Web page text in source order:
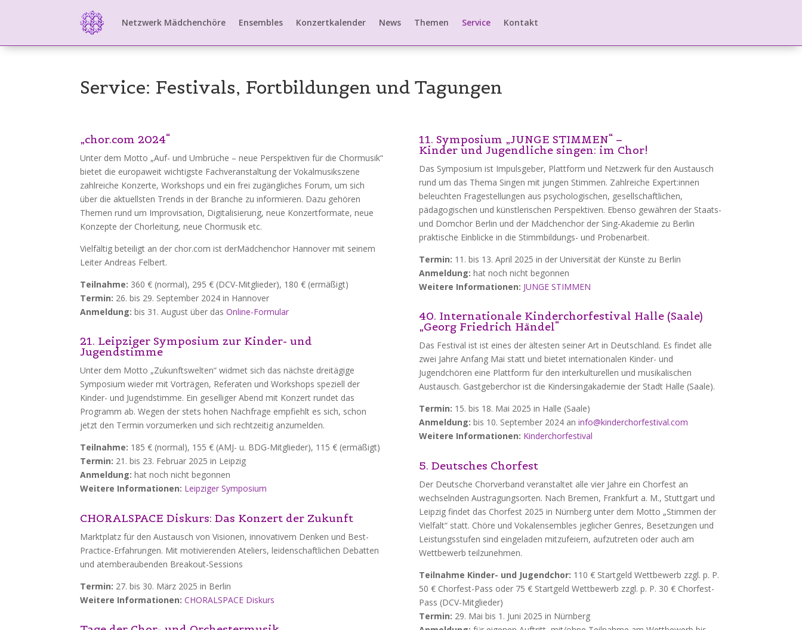
Netzwerk Mädchenchöre Ensembles Konzertkalender News Themen Service Kontakt
Service: Festivals, Fortbildungen und Tagungen
„chor.com 2024“
Unter dem Motto „Auf- und Umbrüche – neue Perspektiven für die Chormusik“
bietet die europaweit wichtigste Fachveranstaltung der Vokalmusikszene
zahlreiche Konzerte, Workshops und ein frei zugängliches Forum, um sich
über die aktuellsten Trends in der Branche zu informieren. Dazu gehören
Themen rund um Improvisation, Digitalisierung, neue Konzertformate, neue
Konzepte der Chorleitung, neue Chormusik etc.
Vielfältig beteiligt an der chor.com ist derMädchenchor Hannover mit seinem
Leiter Andreas Felbert.
Teilnahme: 360 € (normal), 295 € (DCV-Mitglieder), 180 € (ermäßigt)
Termin: 26. bis 29. September 2024 in Hannover
Anmeldung: bis 31. August über dasOnline-Formular
21. Leipziger Symposium zur Kinder- und
Jugendstimme
Unter dem Motto „Zukunftswelten“ widmet sich das nächste dreitägige
Symposium wieder mit Vorträgen, Referaten und Workshops speziell der
Kinder- und Jugendstimme. Ein geselliger Abend mit Konzert rundet das
Programm ab. Wegen der stets hohen Nachfrage empfiehlt es sich, schon
jetzt den Termin vorzumerken und sich rechtzeitig anzumelden.
Teilnahme: 185 € (normal), 155 € (AMJ- u. BDG-Mitglieder), 115 € (ermäßigt)
Termin: 21. bis 23. Februar 2025 in Leipzig
Anmeldung: hat noch nicht begonnen
Weitere Informationen: Leipziger Symposium
CHORALSPACE Diskurs: Das Konzert der Zukunft
Marktplatz für den Austausch von Visionen, innovativem Denken und Best-
Practice-Erfahrungen. Mit motivierenden Ateliers, leidenschaftlichen Debatten
und atemberaubenden Breakout-Sessions
Termin: 27. bis 30. März 2025 in Berlin
Weitere Informationen:CHORALSPACE Diskurs
11. Symposium „JUNGE STIMMEN“ –
Kinder und Jugendliche singen: im Chor!
Das Symposium ist Impulsgeber, Plattform und Netzwerk für den Austausch
rund um das Thema Singen mit jungen Stimmen. Zahlreiche Expert:innen
beleuchten Fragestellungen aus psychologischen, gesellschaftlichen,
pädagogischen und künstlerischen Perspektiven. Ebenso gewähren der Staats-
und Domchor Berlin und der Mädchenchor der Sing-Akademie zu Berlin
praktische Einblicke in die Stimmbildungs- und Probenarbeit.
Termin: 11. bis 13. April 2025 in der Universität der Künste zu Berlin
Anmeldung: hat noch nicht begonnen
Weitere Informationen: JUNGE STIMMEN
40. Internationale Kinderchorfestival Halle (Saale)
„Georg Friedrich Händel“
Das Festival ist ist eines der ältesten seiner Art in Deutschland. Es findet alle
zwei Jahre Anfang Mai statt und bietet internationalen Kinder- und
Jugendchören eine Plattform für den interkulturellen und musikalischen
Austausch. Gastgeberchor ist die Kindersingakademie der Stadt Halle (Saale).
Termin: 15. bis 18. Mai 2025 in Halle (Saale)
Anmeldung: bis 10. September 2024 an info@kinderchorfestival.com
Weitere Informationen: Kinderchorfestival
5. Deutsches Chorfest
Der Deutsche Chorverband veranstaltet alle vier Jahre ein Chorfest an
wechselnden Austragungsorten. Nach Bremen, Frankfurt a. M., Stuttgart und
Leipzig findet das Chorfest 2025 in Nürnberg unter dem Motto „Stimmen der
Vielfalt“ statt. Chöre und Vokalensembles jeglicher Genres, Besetzungen und
Leistungsstufen sind eingeladen mitzufeiern, aufzutreten oder auch am
Wettbewerb teilzunehmen.
Teilnahme Kinder- und Jugendchor: 110 € Startgeld Wettbewerb zzgl. p. P.
50 € Chorfest-Pass oder 75 € Startgeld Wettbewerb zzgl. p. P. 30 € Chorfest-
Pass (DCV-Mitglieder)
Termin: 29. Mai bis 1. Juni 2025 in Nürnberg